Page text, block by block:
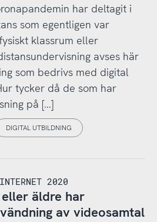
har deltagit i
som egentligen var
klassrum eller
avses här
som bedrivs med digital
tycker då de som har
på […]
DIGITAL UTBILDNING
2020
äldre har
av videosamtal